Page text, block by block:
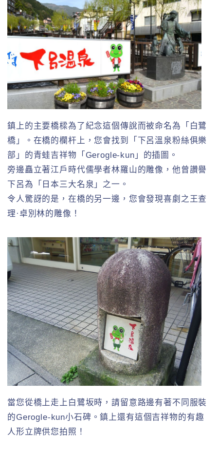
鎮上的主要橋樑為了紀念這個傳說而被命名為「白鷺
橋」。在橋的欄杆上，您會找到「下呂溫泉粉絲俱樂
部」的青蛙吉祥物「Gerogle-kun」的插圖。
旁邊矗立著江戶時代儒學者林羅山的雕像，他曾讚譽
下呂為「日本三大名泉」之一。
令人驚訝的是，在橋的另一邊，您會發現喜劇之王查
理·卓別林的雕像！
當您從橋上走上白鷺坂時，請留意路邊有著不同服裝
的Gerogle-kun小石碑。鎮上還有這個吉祥物的有趣
人形立牌供您拍照！